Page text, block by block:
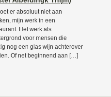
er absoluut niet aan
mijn werk in een
Het werk als
voor mensen die
nog een glas wijn achterover
Of net beginnend aan […]